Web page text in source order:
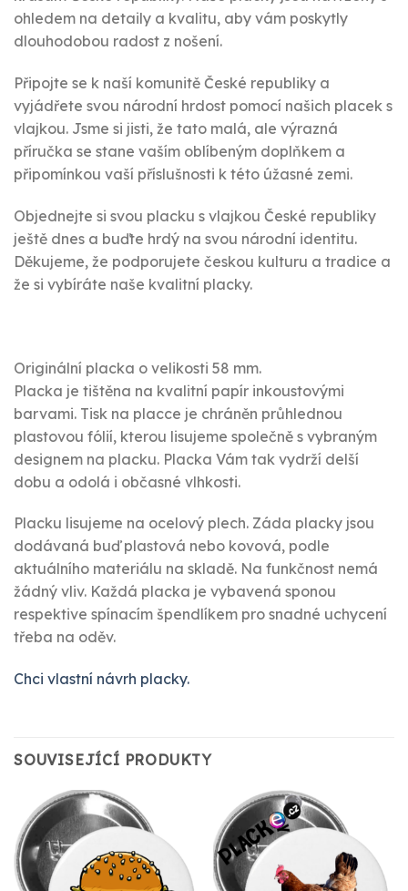
ohledem na detaily a kvalitu, aby vám poskytly
dlouhodobou radost z nošení.
Připojte se k naší komunitě České republiky a
vyjádřete svou národní hrdost pomocí našich placek s
vlajkou. Jsme si jisti, že tato malá, ale výrazná
příručka se stane vaším oblíbeným doplňkem a
připomínkou vaší příslušnosti k této úžasné zemi.
Objednejte si svou placku s vlajkou České republiky
ještě dnes a buďte hrdý na svou národní identitu.
Děkujeme, že podporujete českou kulturu a tradice a
že si vybíráte naše kvalitní placky.
Originální placka o velikosti 58 mm.
Placka je tištěna na kvalitní papír inkoustovými
barvami. Tisk na placce je chráněn průhlednou
plastovou fólií, kterou lisujeme společně s vybraným
designem na placku. Placka Vám tak vydrží delší
dobu a odolá i občasné vlhkosti.
Placku lisujeme na ocelový plech. Záda placky jsou
dodávaná buď plastová nebo kovová, podle
aktuálního materiálu na skladě. Na funkčnost nemá
žádný vliv. Každá placka je vybavená sponou
respektive spínacím špendlíkem pro snadné uchycení
třeba na oděv.
Chci vlastní návrh placky.
SOUVISEJÍCÍ PRODUKTY